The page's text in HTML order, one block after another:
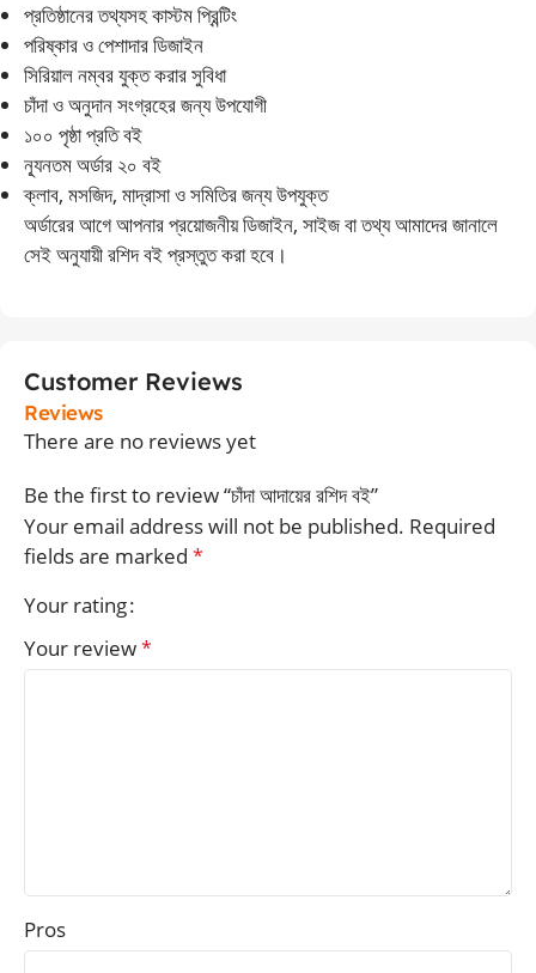
প্রতিষ্ঠানের তথ্যসহ কাস্টম প্রিন্টিং
পরিষ্কার ও পেশাদার ডিজাইন
সিরিয়াল নম্বর যুক্ত করার সুবিধা
চাঁদা ও অনুদান সংগ্রহের জন্য উপযোগী
১০০ পৃষ্ঠা প্রতি বই
ন্যূনতম অর্ডার ২০ বই
ক্লাব, মসজিদ, মাদ্রাসা ও সমিতির জন্য উপযুক্ত
অর্ডারের আগে আপনার প্রয়োজনীয় ডিজাইন, সাইজ বা তথ্য আমাদের জানালে
সেই অনুযায়ী রশিদ বই প্রস্তুত করা হবে।
Customer Reviews
Reviews
There are no reviews yet
Be the first to review “চাঁদা আদায়ের রশিদ বই”
Your email address will not be published. Required
fields are marked *
Your rating
Your review*
Pros